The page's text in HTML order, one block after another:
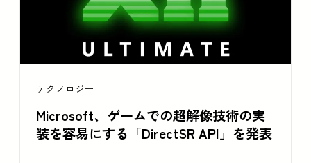
テクノロジー
Microsoft、ゲームでの超解像技術の実
装を容易にする「DirectSR API」を発表